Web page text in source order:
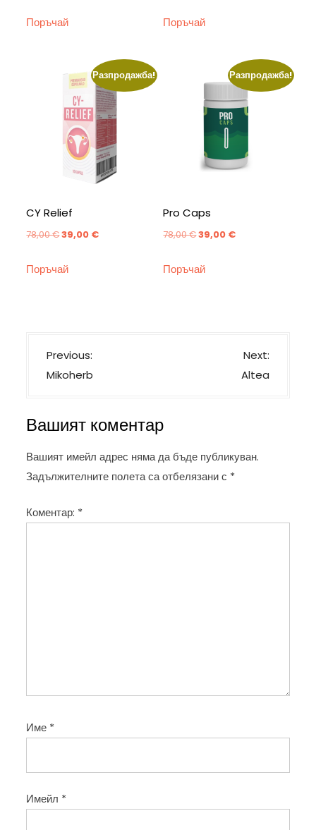
was:
Поръчай
was:
Поръчай
Разпродажба!
CY Relief
78,00€Original
was:
39,00 €Текущата
Поръчай
Разпродажба!
Pro Caps
78,00€Original
was:
39,00 €Текущата
Поръчай
Н
а
и
г
а
ц
я
Previous:
Mikoherb
Next:
Altea
Вашият коментар
Вашият имейл адрес няма да бъде публикуван.
Задължителните полета са отбелязани с *
Коментар: *
Име *
Имейл *